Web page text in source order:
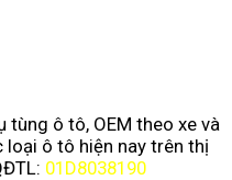
tùng ô tô, OEM theo xe và
loại ô tô hiện nay trên thị
01D8038190